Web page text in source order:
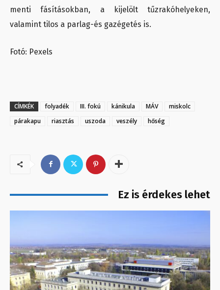
menti fásításokban, a kijelölt tűzrakóhelyeken,
valamint tilos a parlag-és gazégetés is.
Fotó: Pexels
CÍMKÉK folyadék III. fokú kánikula MÁV
miskolc
párakapu
riasztás uszoda veszély hőség
Ez is érdekes lehet